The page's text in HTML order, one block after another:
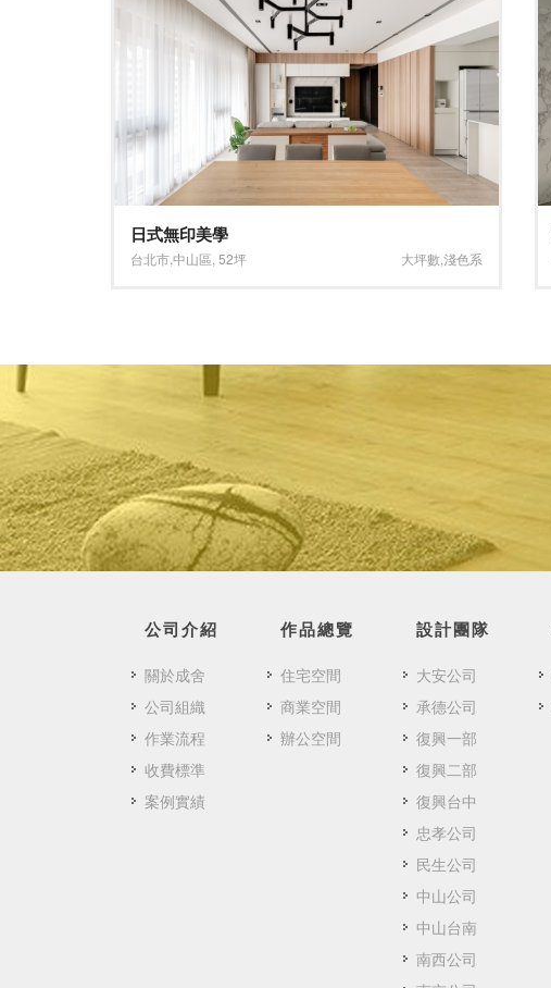
清新多彩、健康活力宅
台北市中正區 45坪 淺色系 木地板
公司介紹
關於成舍
公司組織
作業流程
收費標準
案例實績
作品總覽
住宅空間
商業空間
辦公空間
設計團隊
大安公司
承德公司
復興一部
復興二部
復興台中
忠孝公司
民生公司
中山公司
中山台南
南西公司